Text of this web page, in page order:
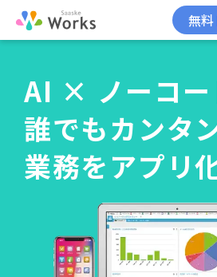
無
AI × ノーコー
誰でもカンタ
業務をアプリ